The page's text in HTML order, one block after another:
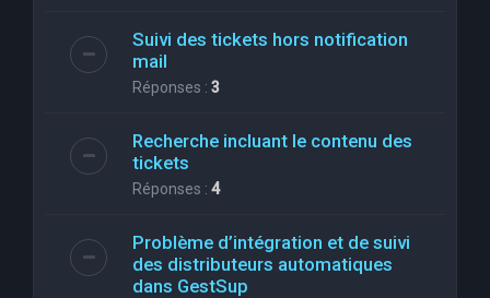
Suivi des tickets hors notification
mail
Réponses : 3
Recherche incluant le contenu des
tickets
Réponses : 4
Problème d’intégration et de suivi
des distributeurs automatiques
dans GestSup